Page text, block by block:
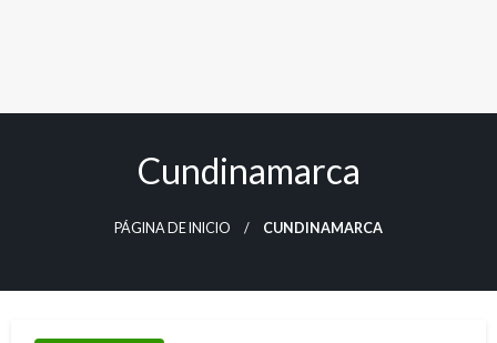
Cundinamarca
PÁGINA DE INICIO CUNDINAMARCA